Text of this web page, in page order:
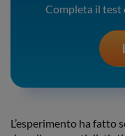
Completa il test
L’esperimento ha fatto